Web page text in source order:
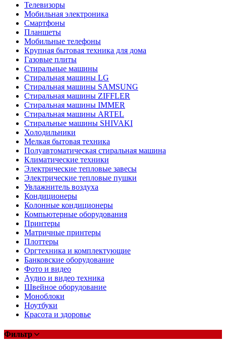
Телевизоры
Мобильная электроника
Смартфоны
Планшеты
Мобильные телефоны
Крупная бытовая техника для дома
Газовые плиты
Стиральные машины
Стиральная машины LG
Стиральная машины SAMSUNG
Стиральная машины ZIFFLER
Стиральная машины IMMER
Стиральная машины ARTEL
Стиральные машины SHIVAKI
Холодильники
Мелкая бытовая техника
Полуавтоматическая стиральная машина
Климатические техники
Электрические тепловые завесы
Электрические тепловые пушки
Увлажнитель воздуха
Кондиционеры
Колонные кондиционеры
Компьютерные оборудования
Принтеры
Матричные принтеры
Плоттеры
Оргтехника и комплектующие
Банковские оборудование
Фото и видео
Аудио и видео техника
Швейное оборудование
Моноблоки
Ноутбуки
Красота и здоровье
Фильтр